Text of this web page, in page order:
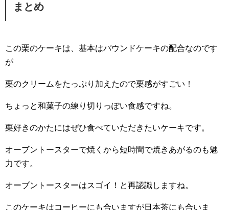
まとめ
この栗のケーキは、基本はパウンドケーキの配合なのです
が
栗のクリームをたっぷり加えたので栗感がすごい！
ちょっと和菓子の練り切りっぽい食感ですね。
栗好きのかたにはぜひ食べていただきたいケーキです。
オーブントースターで焼くから短時間で焼きあがるのも魅
力です。
オーブントースターはスゴイ！と再認識しますね。
このケーキはコーヒーにも合いますが日本茶にも合いま